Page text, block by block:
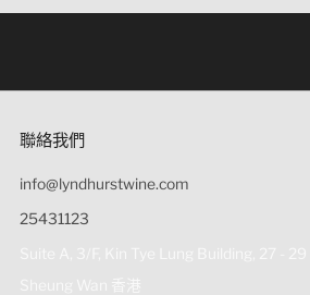
聯絡我們
info@lyndhurstwine.com
25431123